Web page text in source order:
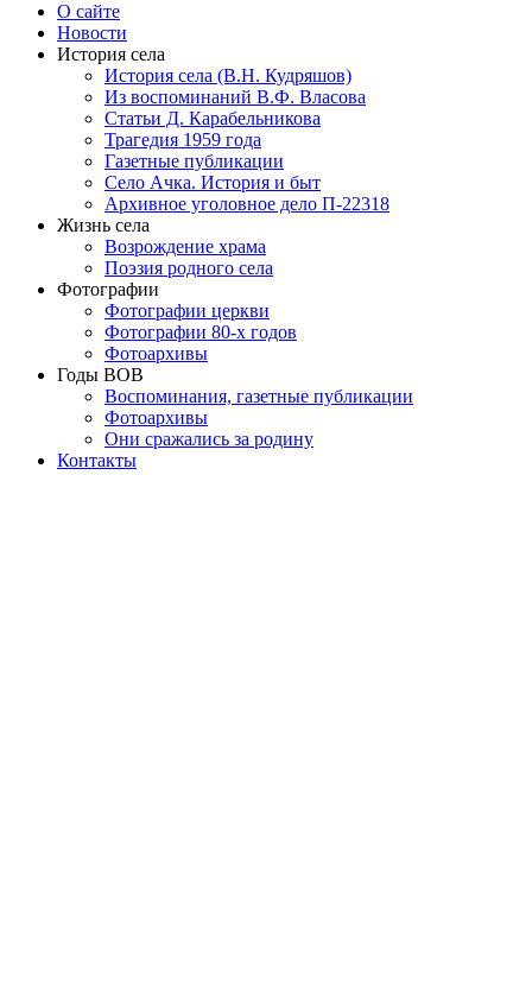
О сайте
Новости
История села
История села (В.Н. Кудряшов)
Из воспоминаний В.Ф. Власова
Статьи Д. Карабельникова
Трагедия 1959 года
Газетные публикации
Село Ачка. История и быт
Архивное уголовное дело П-22318
Жизнь села
Возрождение храма
Поэзия родного села
Фотографии
Фотографии церкви
Фотографии 80-х годов
Фотоархивы
Годы ВОВ
Воспоминания, газетные публикации
Фотоархивы
Они сражались за родину
Контакты